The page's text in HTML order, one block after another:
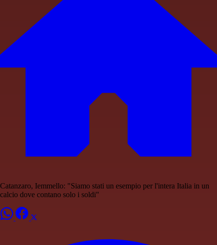
Catanzaro, Iemmello: "Siamo stati un esempio per l'intera Italia in un
calcio dove contano solo i soldi"